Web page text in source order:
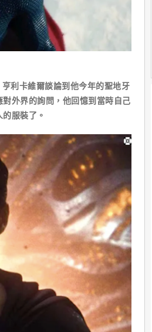
利卡維爾談論到他今年的聖地牙
外界的詢問，他回憶到當時自己
服裝了。